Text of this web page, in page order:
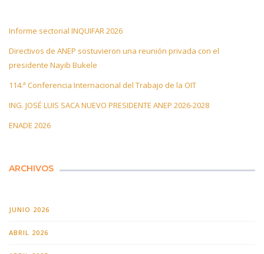
Informe sectorial INQUIFAR 2026
Directivos de ANEP sostuvieron una reunión privada con el
presidente Nayib Bukele
114.ª Conferencia Internacional del Trabajo de la OIT
ING. JOSÉ LUIS SACA NUEVO PRESIDENTE ANEP 2026-2028
ENADE 2026
ARCHIVOS
JUNIO 2026
ABRIL 2026